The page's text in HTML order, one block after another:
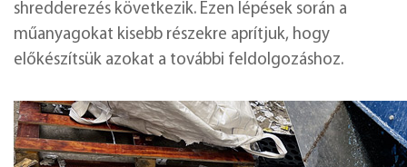
shredderezés következik. Ezen lépések során a
műanyagokat kisebb részekre aprítjuk, hogy
előkészítsük azokat a további feldolgozáshoz.